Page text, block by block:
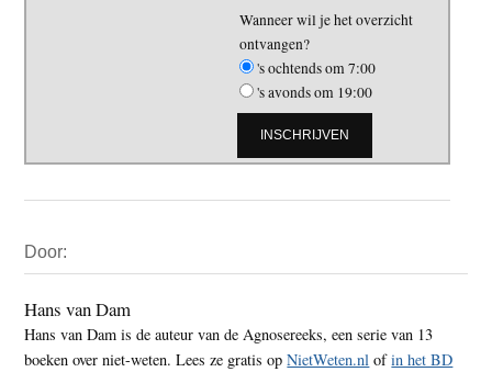
Wanneer wil je het overzicht
ontvangen?
's ochtends om 7:00
's avonds om 19:00
Sidebar
Door:
Hans van Dam
Hans van Dam is de auteur van de Agnosereeks, een serie van 13
boeken over niet-weten. Lees ze gratis opNietWeten.nl ofin het BD